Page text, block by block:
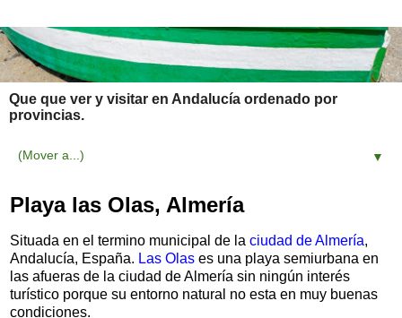
Que que ver y visitar en Andalucía ordenado por
provincias.
▼
Playa las Olas, Almería
Situada en el termino municipal de la ciudad de Almería,
Andalucía, España. Las Olas es una playa semiurbana en
las afueras de la ciudad de Almería sin ningún interés
turístico porque su entorno natural no esta en muy buenas
condiciones.